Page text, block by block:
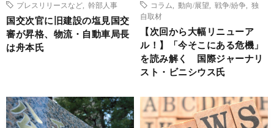
プレスリリースなど
幹部人事
国交次官に旧建設の塩見国交
審が昇格、物流・自動車局長
は舟本氏
コラム
動向/展望 戦争/紛争
独
自取材
【次回から大幅リニューア
ル！】「今そこにある危機」
を読み解く 国際ジャーナリ
スト・ビニシウス氏